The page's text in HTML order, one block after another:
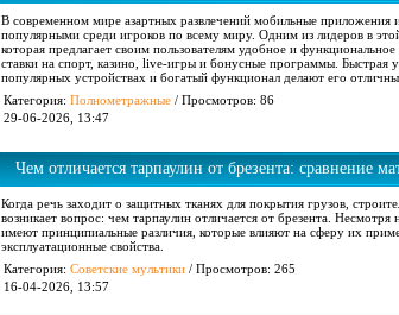
ставки, казино и выгодные бонусы
В современном мире азартных развлечений мобильные приложения
популярными среди игроков по всему миру. Одним из лидеров в
которая предлагает своим пользователям удобное и
ставки на спорт, казино, live-игры и бонусные программы. Быстрая
популярных устройствах и богатый функционал делают его
Категория: Полнометражные / Просмотров: 86
29-06-2026, 13:47
Чем отличается тарпаулин от брезента: сравнение
Когда речь заходит о защитных тканях для покрытия грузов,
возникает вопрос: чем тарпаулин отличается от брезента.
имеют принципиальные различия, которые влияют на сферу их
эксплуатационные свойства.
Категория: Советские мультики / Просмотров: 265
16-04-2026, 13:57